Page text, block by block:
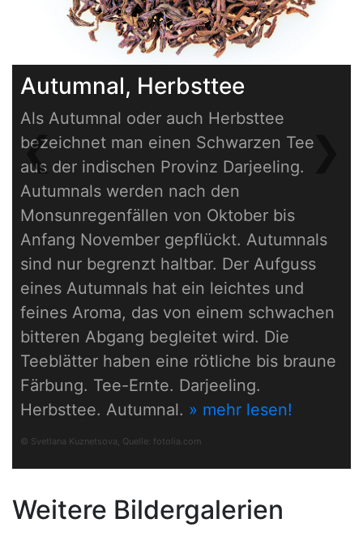
Autumnal, Herbsttee
Als Autumnal oder auch Herbsttee
bezeichnet man einen Schwarzen Tee
aus der indischen Provinz Darjeeling.
Autumnals werden nach den
Monsunregenfällen von Oktober bis
Anfang November gepflückt. Autumnals
sind nur begrenzt haltbar. Der Aufguss
eines Autumnals hat ein leichtes und
feines Aroma, das von einem schwachen
bitteren Abgang begleitet wird. Die
Teeblätter haben eine rötliche bis braune
Färbung. Tee-Ernte. Darjeeling.
Herbsttee. Autumnal. » mehr lesen!
© Svetlana Kuznetsova, Quelle: fotolia.com
❮Previous ❯
Weitere Bildergalerien